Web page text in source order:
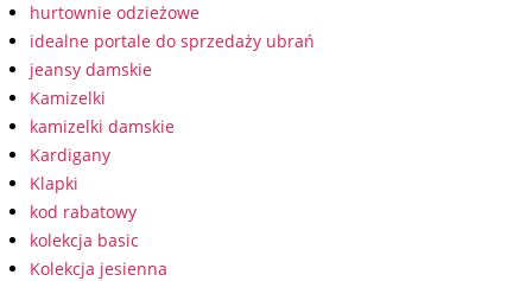
hurtownie odzieżowe
idealne portale do sprzedaży ubrań
jeansy damskie
Kamizelki
kamizelki damskie
Kardigany
Klapki
kod rabatowy
kolekcja basic
Kolekcja jesienna